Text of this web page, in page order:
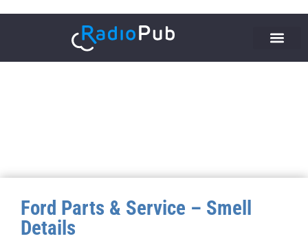
Ford Parts & Service – Smell
Details